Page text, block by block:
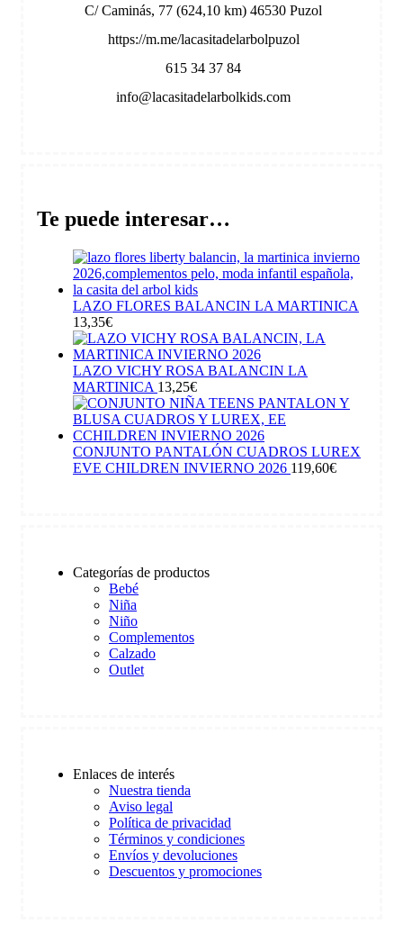
C/ Caminás, 77 (624,10 km) 46530 Puzol
https://m.me/lacasitadelarbolpuzol
615 34 37 84
info@lacasitadelarbolkids.com
Te puede interesar…
LAZO FLORES BALANCIN LA MARTINICA
13,35€
LAZO VICHY ROSA BALANCIN LA
MARTINICA 13,25€
CONJUNTO PANTALÓN CUADROS LUREX
EVE CHILDREN INVIERNO 2026 119,60€
Categorías de productos
Bebé
Niña
Niño
Complementos
Calzado
Outlet
Enlaces de interés
Nuestra tienda
Aviso legal
Política de privacidad
Términos y condiciones
Envíos y devoluciones
Descuentos y promociones